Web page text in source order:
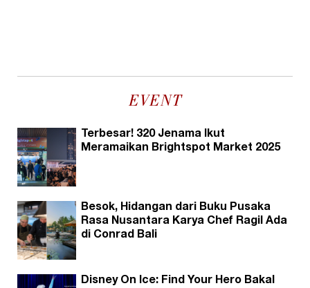
EVENT
Terbesar! 320 Jenama Ikut
Meramaikan Brightspot Market 2025
Besok, Hidangan dari Buku Pusaka
Rasa Nusantara Karya Chef Ragil Ada
di Conrad Bali
Disney On Ice: Find Your Hero Bakal